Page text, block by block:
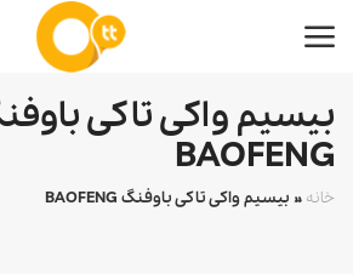
بیسیم واکی تاکی
BAOFENG
خانه » بیسیم واکی تاکی باوفنگ BAOFENG